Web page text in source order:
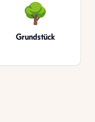
🌳
Grundstück